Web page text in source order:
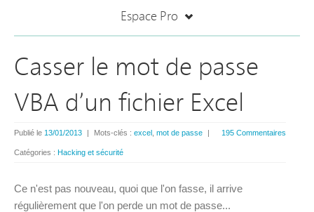
Espace Pro
Casser le mot de passe
VBA d’un fichier Excel
195 Commentaires
Publié le 13/01/2013 | Mots-clés : excel mot de passe |
Catégories : Hacking et sécurité
Ce n'est pas nouveau, quoi que l'on fasse, il arrive
régulièrement que l'on perde un mot de passe...